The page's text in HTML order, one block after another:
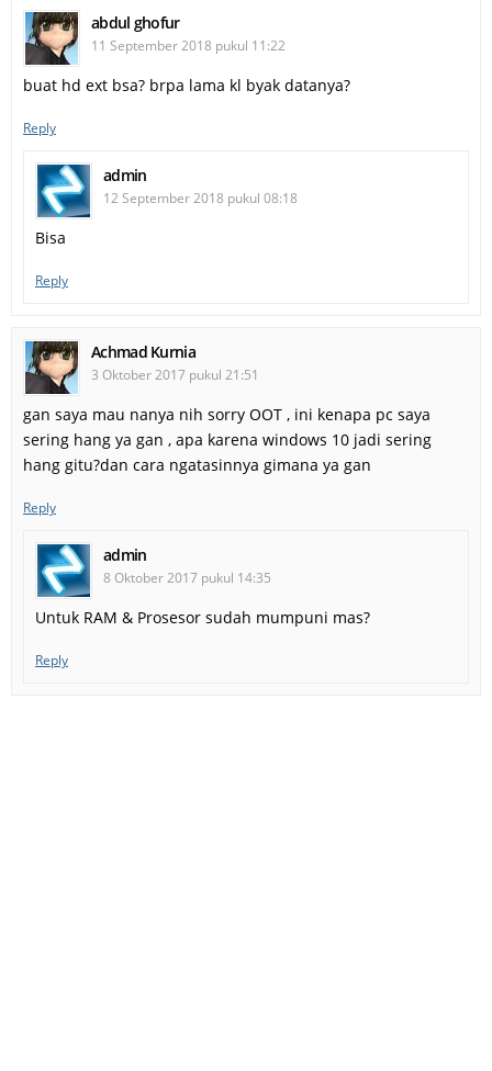
abdul ghofur
11 September 2018 pukul 11:22
buat hd ext bsa? brpa lama kl byak datanya?
Reply
admin
12 September 2018 pukul 08:18
Bisa
Reply
Achmad Kurnia
3 Oktober 2017 pukul 21:51
gan saya mau nanya nih sorry OOT , ini kenapa pc saya
sering hang ya gan , apa karena windows 10 jadi sering
hang gitu?dan cara ngatasinnya gimana ya gan
Reply
admin
8 Oktober 2017 pukul 14:35
Untuk RAM & Prosesor sudah mumpuni mas?
Reply